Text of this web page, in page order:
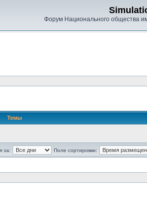
Форум Национального общества
Темы
за:
Поле сортировки: